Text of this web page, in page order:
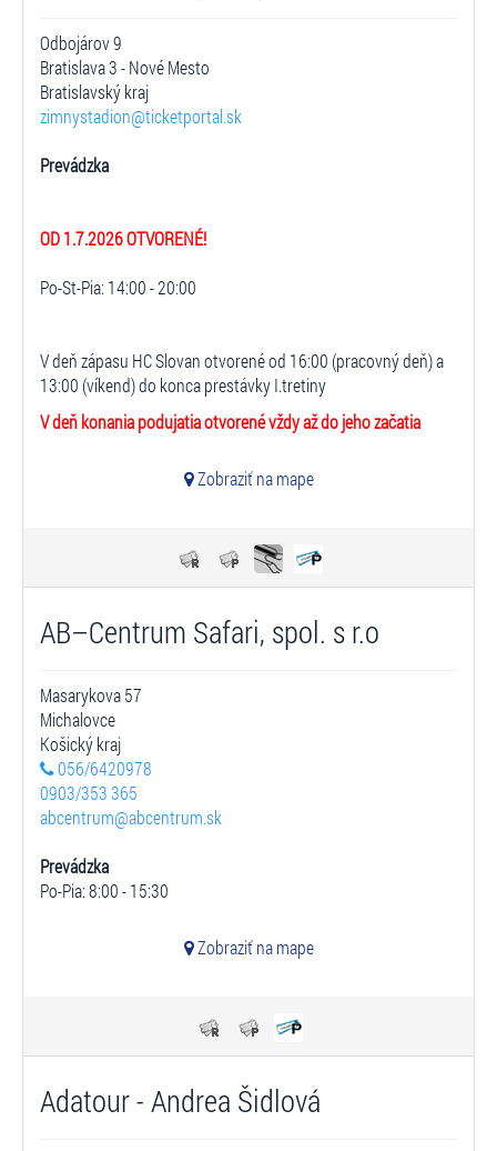
Odbojárov 9
Bratislava 3 - Nové Mesto
Bratislavský kraj
zimnystadion@ticketportal.sk
Prevádzka
OD 1.7.2026 OTVORENÉ!
Po-St-Pia: 14:00 - 20:00
V deň zápasu HC Slovan otvorené od 16:00 (pracovný deň) a
13:00 (víkend) do konca prestávky I.tretiny
V deň konania podujatia otvorené vždy až do jeho začatia
Zobraziť na mape
AB–Centrum Safari, spol. s r.o
Masarykova 57
Michalovce
Košický kraj
056/6420978
0903/353 365
abcentrum@abcentrum.sk
Prevádzka
Po-Pia: 8:00 - 15:30
Zobraziť na mape
Adatour - Andrea Šidlová